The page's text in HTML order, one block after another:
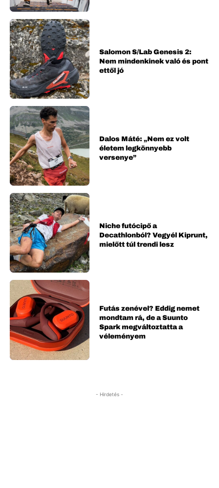
Salomon S/Lab Genesis 2:
Nem mindenkinek való és pont
ettől jó
Dalos Máté: „Nem ez volt
életem legkönnyebb
versenye”
Niche futócipő a
Decathlonból? Vegyél Kiprunt,
mielőtt túl trendi lesz
Futás zenével? Eddig nemet
mondtam rá, de a Suunto
Spark megváltoztatta a
véleményem
- Hirdetés -